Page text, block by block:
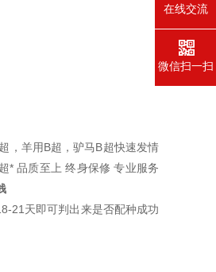
，羊用B超，驴马B超快速发情
* 品质至上 终身保修 专业服务
21天即可判出来是否配种成功
在线交流
微信扫一扫